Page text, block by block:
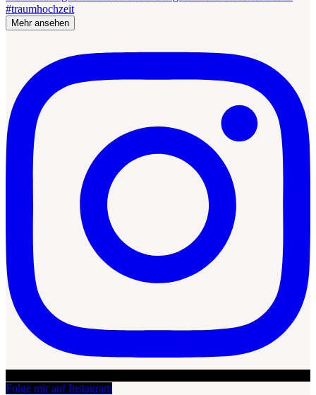
Mehr ansehen
Folge mir auf Instagram